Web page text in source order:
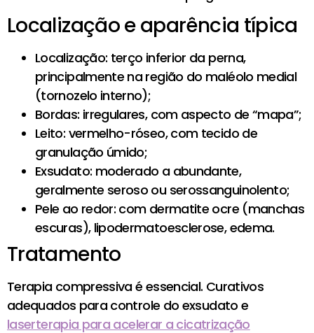
Localização e aparência típica
Localização: terço inferior da perna,
principalmente na região do maléolo medial
(tornozelo interno);
Bordas: irregulares, com aspecto de “mapa”;
Leito: vermelho-róseo, com tecido de
granulação úmido;
Exsudato: moderado a abundante,
geralmente seroso ou serossanguinolento;
Pele ao redor: com dermatite ocre (manchas
escuras), lipodermatoesclerose, edema.
Tratamento
Terapia compressiva é essencial. Curativos
adequados para controle do exsudato e
laserterapia para acelerar a cicatrização